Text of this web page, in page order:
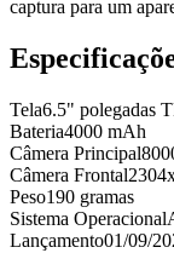
captura para um
Tela6.5" polegadas
Bateria4000 mAh
Câmera Principal
Câmera Frontal
Peso190 gramas
Sistema Operacional
Lançamento01/09/